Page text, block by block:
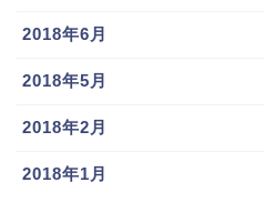
2018年6月
2018年5月
2018年2月
2018年1月